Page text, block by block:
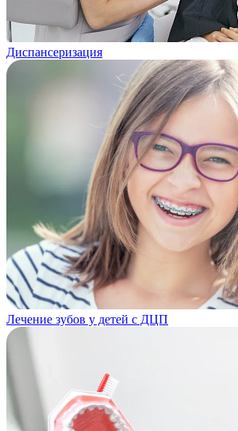
Диспансеризация
Лечение зубов у детей с ДЦП